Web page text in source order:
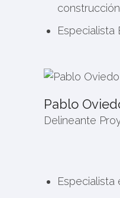
Especialista
Pablo
Delineante
Especialista